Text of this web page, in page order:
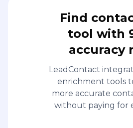
Find
tool with
accuracy
LeadContact
enrichment tools
more accurate
without paying for